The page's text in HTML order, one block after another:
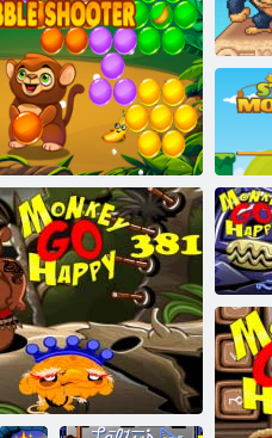
Sparatutto di scimmie